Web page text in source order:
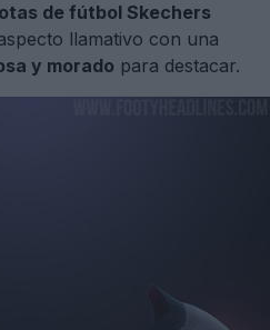
de fútbol Skechers
llamativo con una
y morado para destacar.